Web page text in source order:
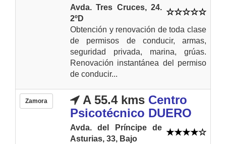
Avda. Tres Cruces, 24.
2ºD
Obtención y renovación de toda clase
de permisos de conducir, armas,
seguridad privada, marina, grúas.
Renovación instantánea del permiso
de conducir...
Zamora A 55.4 kms Centro
Psicotécnico DUERO
Avda. del Príncipe de
Asturias, 33, Bajo